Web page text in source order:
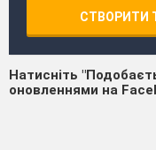
СТВОРИТИ
Натисніть
оновленнями на